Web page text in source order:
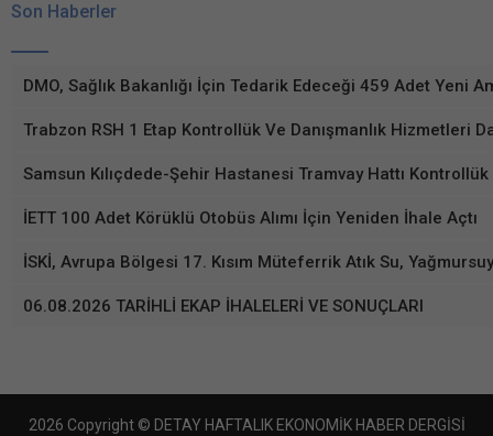
Son Haberler
DMO, Sağlık Bakanlığı İçin Tedarik Edeceği 459 Adet Yeni
Trabzon RSH 1 Etap Kontrollük Ve Danışmanlık Hizmetleri
Samsun Kılıçdede-Şehir Hastanesi Tramvay Hattı
İETT 100 Adet Körüklü Otobüs Alımı İçin Yeniden İhale Açtı
İSKİ, Avrupa Bölgesi 17. Kısım Müteferrik Atık Su,
06.08.2026 TARİHLİ EKAP İHALELERİ VE SONUÇLARI
2026 Copyright © DETAY HAFTALIK EKONOMİK HABER DERGİSİ